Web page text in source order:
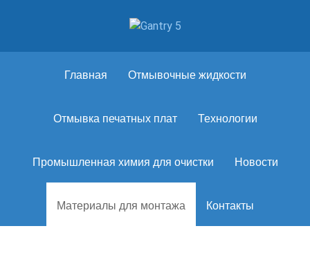
Главная Отмывочные жидкости
Отмывка печатных плат Технологии
Промышленная химия для очистки Новости
Материалы для монтажа Контакты